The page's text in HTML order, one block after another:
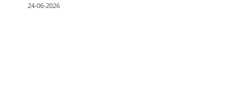
24-06-2026